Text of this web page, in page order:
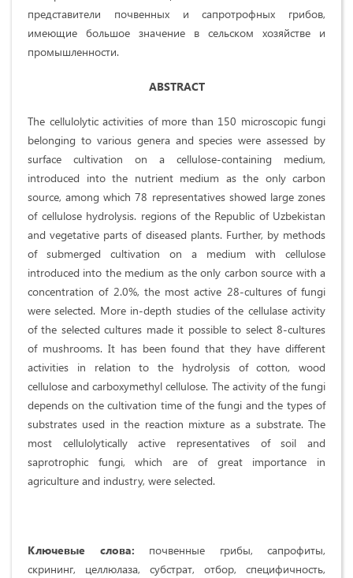
представители почвенных и сапротрофных грибов,
имеющие большое значение в сельском хозяйстве и
промышленности.
ABSTRACT
The cellulolytic activities of more than 150 microscopic fungi
belonging to various genera and species were assessed by
surface cultivation on a cellulose-containing medium,
introduced into the nutrient medium as the only carbon
source, among which 78 representatives showed large zones
of cellulose hydrolysis. regions of the Republic of Uzbekistan
and vegetative parts of diseased plants. Further, by methods
of submerged cultivation on a medium with cellulose
introduced into the medium as the only carbon source with a
concentration of 2.0%, the most active 28-cultures of fungi
were selected. More in-depth studies of the cellulase activity
of the selected cultures made it possible to select 8-cultures
of mushrooms. It has been found that they have different
activities in relation to the hydrolysis of cotton, wood
cellulose and carboxymethyl cellulose. The activity of the fungi
depends on the cultivation time of the fungi and the types of
substrates used in the reaction mixture as a substrate. The
most cellulolytically active representatives of soil and
saprotrophic fungi, which are of great importance in
agriculture and industry, were selected.
Ключевые слова: почвенные грибы, сапрофиты,
скрининг, целлюлаза, субстрат, отбор, специфичность,